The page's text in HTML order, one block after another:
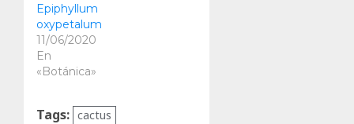
Epiphyllum
oxypetalum
11/06/2020
En
«Botánica»
Tags: cactus